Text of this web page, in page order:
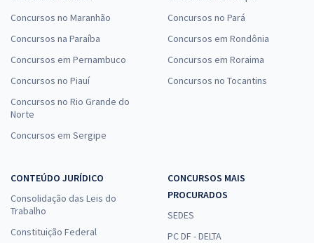
Concursos no Maranhão
Concursos na Paraíba
Concursos em Pernambuco
Concursos no Piauí
Concursos no Rio Grande do
Norte
Concursos em Sergipe
Concursos no Pará
Concursos em Rondônia
Concursos em Roraima
Concursos no Tocantins
CONTEÚDO JURÍDICO
Consolidação das Leis do
Trabalho
Constituição Federal
CONCURSOS MAIS
PROCURADOS
SEDES
PC DF - DELTA